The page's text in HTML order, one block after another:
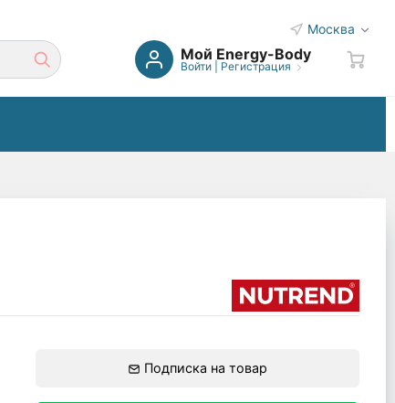
Москва
Мой Energy-Body
Войти| Регистрация
Подписка на товар